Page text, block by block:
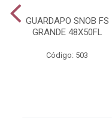
GUARDAPO SNOB FS
GRANDE 48X50FL
Código: 503